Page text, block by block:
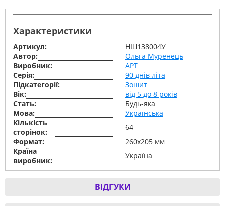
Характеристики
Артикул:
НШ138004У
Автор:
Ольга Муренець
Виробник:
АРТ
Серiя:
90 днів літа
Підкатегорії:
Зошит
Вік:
від 5 до 8 років
Стать:
Будь-яка
Мова:
Українська
Кількість
сторінок:
64
Формат:
260х205 мм
Країна
виробник:
Україна
ВІДГУКИ